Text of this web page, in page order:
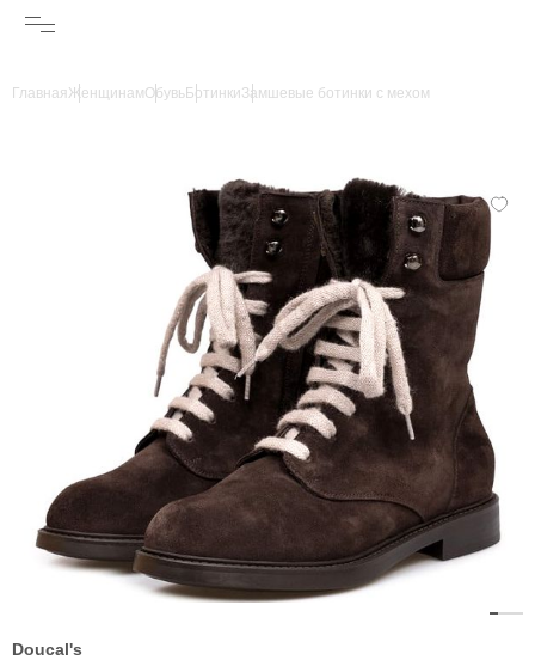
ГлавнаяЖенщинамОбувьБотинкиЗамшевые ботинки с мехом
Doucal's